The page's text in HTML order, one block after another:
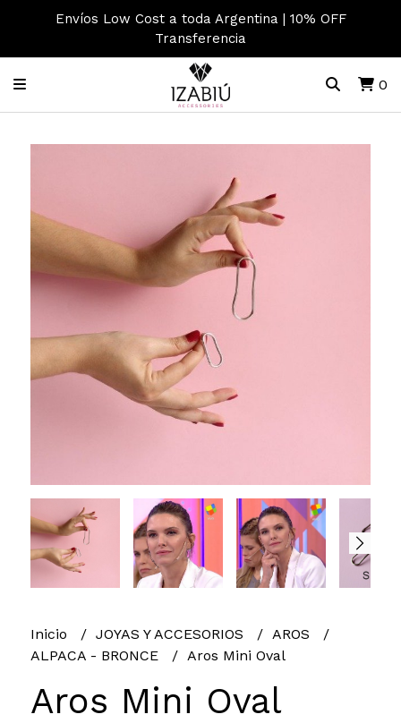
Envíos Low Cost a toda Argentina | 10% OFF
Transferencia
0
Inicio JOYAS Y ACCESORIOS
AROS
ALPACA - BRONCE
Aros Mini Oval
Aros Mini Oval